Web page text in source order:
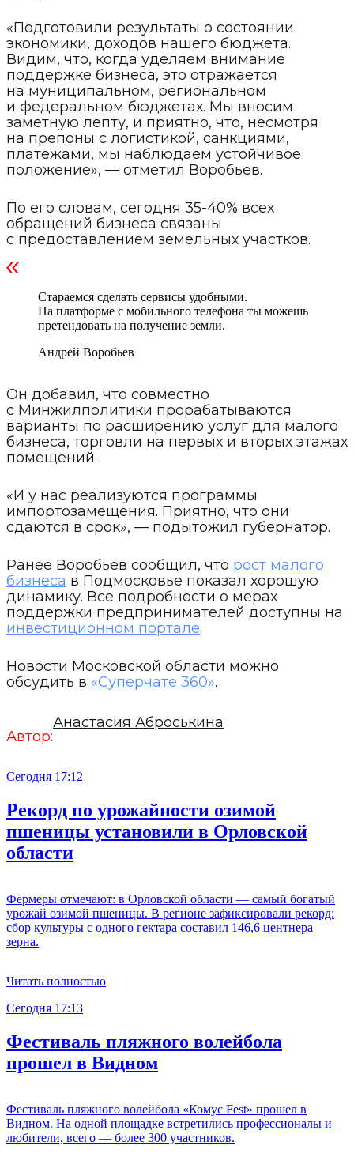
«Подготовили результаты о состоянии
экономики, доходов нашего бюджета.
Видим, что, когда уделяем внимание
поддержке бизнеса, это отражается
на муниципальном, региональном
и федеральном бюджетах. Мы вносим
заметную лепту, и приятно, что, несмотря
на препоны с логистикой, санкциями,
платежами, мы наблюдаем устойчивое
положение», — отметил Воробьев.
По его словам, сегодня 35-40% всех
обращений бизнеса связаны
с предоставлением земельных участков.
Стараемся сделать сервисы удобными.
На платформе с мобильного телефона ты можешь
претендовать на получение земли.
Андрей Воробьев
Он добавил, что совместно
с Минжилполитики прорабатываются
варианты по расширению услуг для малого
бизнеса, торговли на первых и вторых этажах
помещений.
«И у нас реализуются программы
импортозамещения. Приятно, что они
сдаются в срок», — подытожил губернатор.
Ранее Воробьев сообщил, что рост малого
бизнеса в Подмосковье показал хорошую
динамику. Все подробности о мерах
поддержки предпринимателей доступны на
инвестиционном портале.
Новости Московской области можно
обсудить в «Суперчате 360».
Автор:
Анастасия Аброськина
Сегодня 17:12
Рекорд по урожайности озимой
пшеницы установили в Орловской
области
Фермеры отмечают: в Орловской области — самый богатый
урожай озимой пшеницы. В регионе зафиксировали рекорд:
сбор культуры с одного гектара составил 146,6 центнера
зерна.
Читать полностью
Сегодня 17:13
Фестиваль пляжного волейбола
прошел в Видном
Фестиваль пляжного волейбола «Комус Fest» прошел в
Видном. На одной площадке встретились профессионалы и
любители, всего — более 300 участников.